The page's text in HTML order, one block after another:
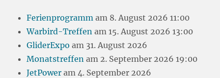
Ferienprogramm am 8. August 2026 11:00
Warbird-Treffen am 15. August 2026 13:00
GliderExpo am 31. August 2026
Monatstreffen am 2. September 2026 19:00
JetPower am 4. September 2026